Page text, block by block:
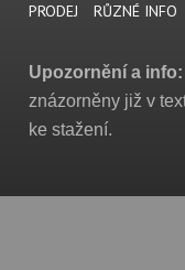
PRODEJ
RŮZNÉ INFO
Upozornění a info:
znázorněny již v
ke stažení.